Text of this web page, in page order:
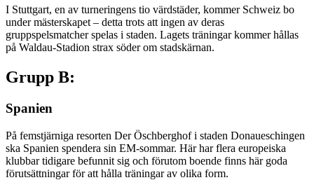
I Stuttgart, en av turneringens tio värdstäder, kommer Schweiz bo
under mästerskapet – detta trots att ingen av deras
gruppspelsmatcher spelas i staden. Lagets träningar kommer hållas
på Waldau-Stadion strax söder om stadskärnan.
Grupp B:
Spanien
På femstjärniga resorten Der Öschberghofi staden Donaueschingen
ska Spanien spendera sin EM-sommar. Här har flera europeiska
klubbar tidigare befunnit sig och förutom boende finns här goda
förutsättningar för att hålla träningar av olika form.